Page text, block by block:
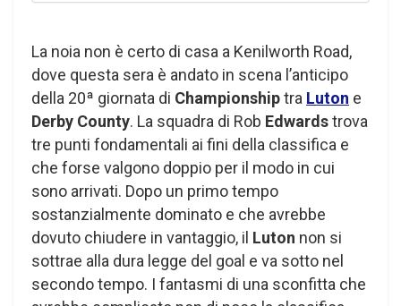
La noia non è certo di casa a Kenilworth Road,
dove questa sera è andato in scena l’anticipo
della 20ª giornata di Championshiptra Luton e
Derby County. La squadra di Rob Edwardstrova
tre punti fondamentali ai fini della classifica e
che forse valgono doppio per il modo in cui
sono arrivati. Dopo un primo tempo
sostanzialmente dominato e che avrebbe
dovuto chiudere in vantaggio, il Luton non si
sottrae alla dura legge del goal e va sotto nel
secondo tempo. I fantasmi di una sconfitta che